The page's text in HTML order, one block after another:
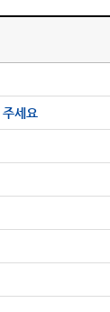
세요